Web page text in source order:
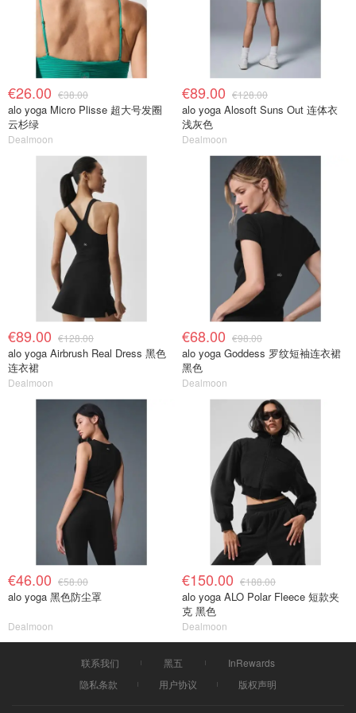
€26.00 €38.00
alo yoga Micro Plisse 超大号发圈
云杉绿
Dealmoon
€89.00 €128.00
alo yoga Alosoft Suns Out 连体衣
浅灰色
Dealmoon
€89.00 €128.00
alo yoga Airbrush Real Dress 黑色
连衣裙
Dealmoon
€68.00 €98.00
alo yoga Goddess 罗纹短袖连衣裙
黑色
Dealmoon
€46.00 €58.00
alo yoga 黑色防尘罩
Dealmoon
€150.00 €188.00
alo yoga ALO Polar Fleece 短款夹
克 黑色
Dealmoon
联系我们 黑五
InRewards
隐私条款
用户协议 版权声明